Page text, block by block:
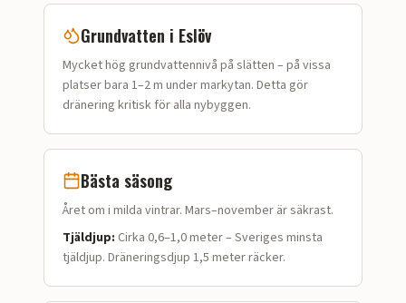
Grundvatten i Eslöv
Mycket hög grundvattennivå på slätten – på vissa
platser bara 1–2 m under markytan. Detta gör
dränering kritisk för alla nybyggen.
Bästa säsong
Året om i milda vintrar. Mars–november är säkrast.
Tjäldjup: Cirka 0,6–1,0 meter – Sveriges minsta
tjäldjup. Dräneringsdjup 1,5 meter räcker.